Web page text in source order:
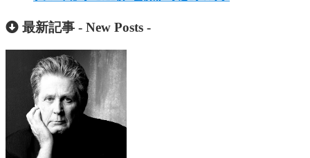
最新記事 - New Posts -